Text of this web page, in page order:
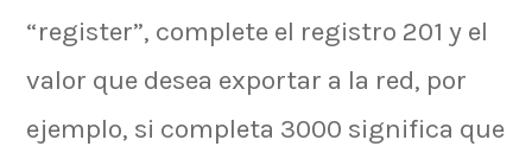
“register”, complete el registro 201 y el
valor que desea exportar a la red, por
ejemplo, si completa 3000 significa que